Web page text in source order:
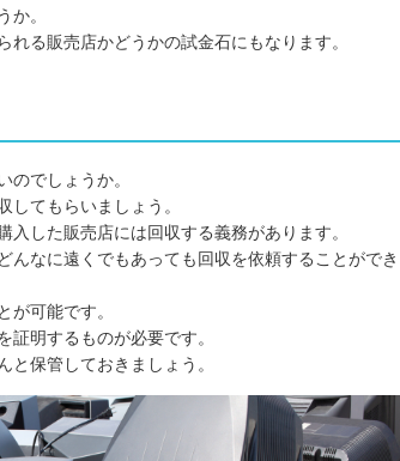
か。
る販売店かどうかの試金石にもなります。
のでしょうか。
てもらいましょう。
した販売店には回収する義務があります。
んなに遠くでもあっても回収を依頼することができ
が可能です。
明するものが必要です。
保管しておきましょう。